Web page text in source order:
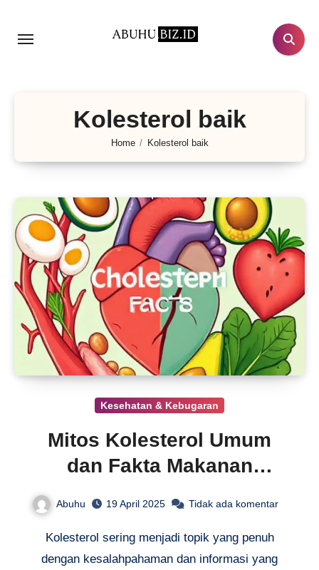
Kolesterol baik
Home Kolesterol baik
Kesehatan & Kebugaran
Mitos Kolesterol Umum
dan Fakta Makanan
Abuhu 19 April 2025 Tidak ada komentar
Kolesterol sering menjadi topik yang penuh
dengan kesalahpahaman dan informasi yang